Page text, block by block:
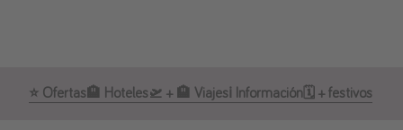
⭐️ Ofertas🏨 Hoteles🛫 + 🏨 Viajesℹ️ Información🗓 + festivos